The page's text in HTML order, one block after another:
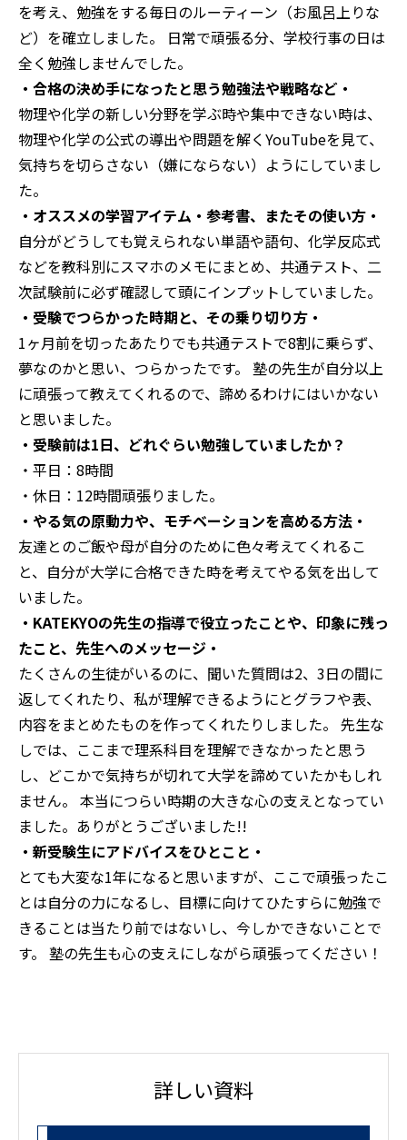
を考え、勉強をする毎日のルーティーン（お風呂上りな
ど）を確立しました。 日常で頑張る分、学校行事の日は
全く勉強しませんでした。
・合格の決め手になったと思う勉強法や戦略など・
物理や化学の新しい分野を学ぶ時や集中できない時は、
物理や化学の公式の導出や問題を解くYouTubeを見て、
気持ちを切らさない（嫌にならない）ようにしていまし
た。
・オススメの学習アイテム・参考書、またその使い方・
自分がどうしても覚えられない単語や語句、化学反応式
などを教科別にスマホのメモにまとめ、共通テスト、二
次試験前に必ず確認して頭にインプットしていました。
・受験でつらかった時期と、その乗り切り方・
1ヶ月前を切ったあたりでも共通テストで8割に乗らず、
夢なのかと思い、つらかったです。 塾の先生が自分以上
に頑張って教えてくれるので、諦めるわけにはいかない
と思いました。
・受験前は1日、どれぐらい勉強していましたか？
・平日：8時間
・休日：12時間頑張りました。
・やる気の原動力や、モチベーションを高める方法・
友達とのご飯や母が自分のために色々考えてくれるこ
と、自分が大学に合格できた時を考えてやる気を出して
いました。
・KATEKYOの先生の指導で役立ったことや、印象に残っ
たこと、先生へのメッセージ・
たくさんの生徒がいるのに、聞いた質問は2、3日の間に
返してくれたり、私が理解できるようにとグラフや表、
内容をまとめたものを作ってくれたりしました。 先生な
しでは、ここまで理系科目を理解できなかったと思う
し、どこかで気持ちが切れて大学を諦めていたかもしれ
ません。 本当につらい時期の大きな心の支えとなってい
ました。ありがとうございました!!
・新受験生にアドバイスをひとこと・
とても大変な1年になると思いますが、ここで頑張ったこ
とは自分の力になるし、目標に向けてひたすらに勉強で
きることは当たり前ではないし、今しかできないことで
す。 塾の先生も心の支えにしながら頑張ってください！
詳しい資料